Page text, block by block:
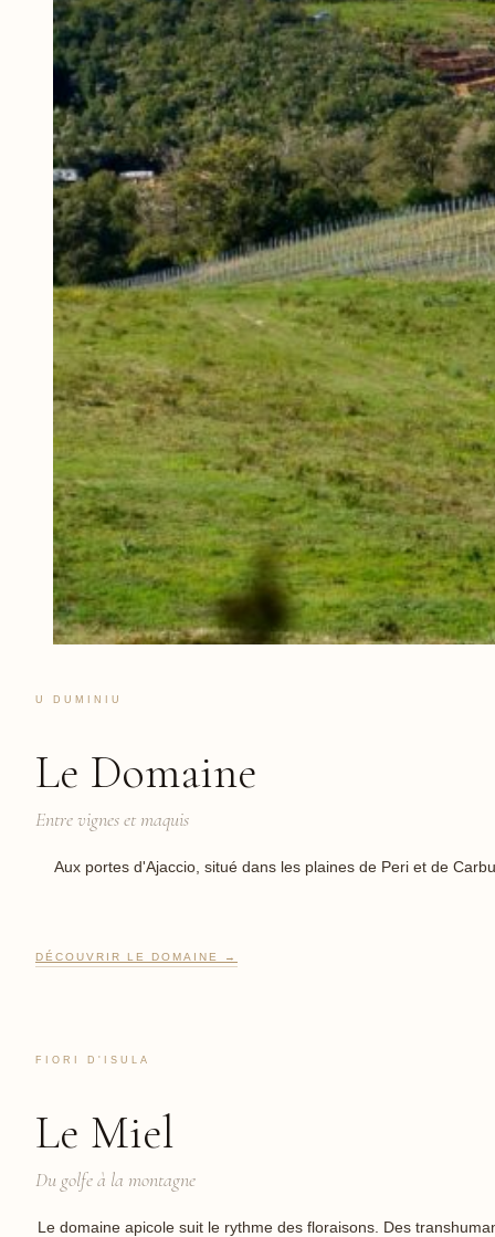
U DUMINIU
Le Domaine
Entre vignes et maquis
Aux portes d'Ajaccio, situé dans les plaines de Peri et de
DÉCOUVRIR LE DOMAINE →
FIORI D'ISULA
Le Miel
Du golfe à la montagne
Le domaine apicole suit le rythme des floraisons. Des